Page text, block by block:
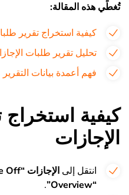
تُغطِّي هذه المقالة:
كيفية استخراج تقرير
تحليل تقرير طلبات
فهم أعمدة بيانات التقرير
كيفية
الإجازات
انتقل إلى الإجازات “Time Off” >
“Overview”
.